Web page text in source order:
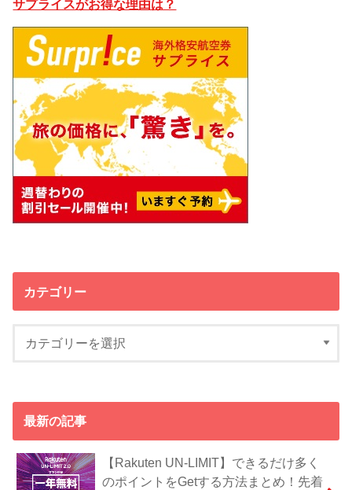
サプライスがお得な理由は？
カテゴリー
最新の記事
【Rakuten UN-LIMIT】できるだけ多く
のポイントをGetする方法まとめ！先着